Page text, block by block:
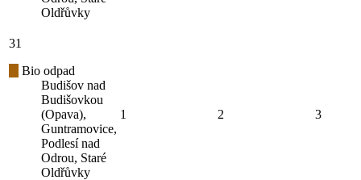
Oldřůvky
31
Bio odpad
Budišov nad
Budišovkou
(Opava),
Guntramovice,
Podlesí nad
Odrou, Staré
Oldřůvky
1 2 3